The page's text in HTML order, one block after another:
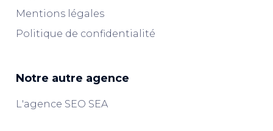
Mentions légales
Politique de confidentialité
Notre autre agence
L'agence SEO SEA